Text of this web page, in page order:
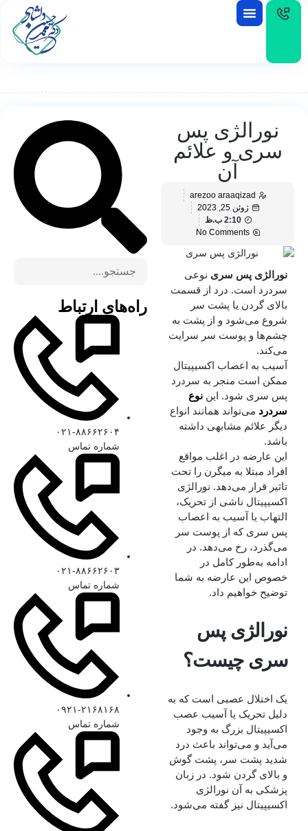
EN
نورالژی پس
سری و علائم
آن
arezoo araaqizad
ژوئن 25, 2023
2:10 ب.ظ
No Comments
نورالژی پس سری نوعی
سردرد است. درد از قسمت
بالای گردن یا پشت سر
شروع می‌شود و از پشت به
چشم‌ها و پوست سر سرایت
می‌کند.
آسیب به اعصاب اکسیپیتال
ممکن است منجر به سردرد
پس سری شود. این نوع
سردرد می‌تواند همانند انواع
دیگر علائم مشابهی داشته
باشد.
این عارضه در اغلب مواقع
افراد مبتلا به میگرن را تحت
تاثیر قرار می‌دهد. نورالژی
اکسیپیتال ناشی از تحریک،
التهاب یا آسیب به اعصاب
پس سری که از پوست سر
می‌گذرد، رخ می‌دهد. در
ادامه به‌طور کامل در
خصوص این عارضه به شما
توضیح خواهیم داد.
نورالژی پس
سری چیست؟
یک اختلال عصبی است که به
دلیل تحریک یا آسیب عصب
اکسیپیتال بزرگ به وجود
می‌آید و می‌تواند باعث درد
شدید پشت سر، پشت گوش
و بالای گردن شود. در زبان
پزشکی به آن نورالژی
اکسیپیتال نیز گفته می‌شود.
راه‌های ارتباط
۰۲۱-۸۸۶۶۲۶۰۴
شماره تماس
۰۲۱-۸۸۶۶۲۶۰۳
شماره تماس
۰۹۲۱-۲۱۶۸۱۶۸
شماره تماس